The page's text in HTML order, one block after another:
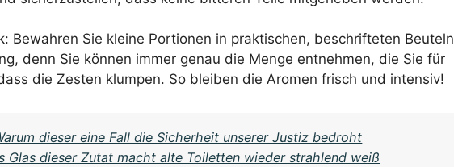
Bewahren Sie kleine Portionen in praktischen, beschrifteten Beuteln
denn Sie können immer genau die Menge entnehmen, die Sie für
die Zesten klumpen. So bleiben die Aromen frisch und intensiv!
dieser eine Fall die Sicherheit unserer Justiz bedroht
Glas dieser Zutat macht alte Toiletten wieder strahlend weiß